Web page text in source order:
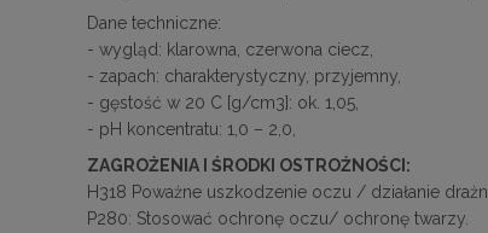
Dane techniczne:
- wygląd: klarowna, czerwona ciecz,
- zapach: charakterystyczny, przyjemny,
- gęstość w 20 C [g/cm3]: ok. 1,05,
- pH koncentratu: 1,0 – 2,0,
ZAGROŻENIA I ŚRODKI OSTROŻNOŚCI:
H318 Poważne uszkodzenie oczu / działanie
P280: Stosować ochronę oczu/ ochronę twarzy.